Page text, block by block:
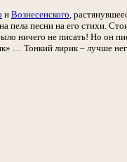
и Вознесенского,
пела песни на его стихи.
ничего не писать! Но он
… Тонкий лирик – лучше